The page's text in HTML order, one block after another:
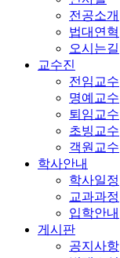
전공소개
법대연혁
오시는길
교수진
전임교수
명예교수
퇴임교수
초빙교수
객원교수
학사안내
학사일정
교과과정
입학안내
게시판
공지사항